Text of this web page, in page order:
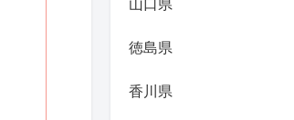
山口県
徳島県
香川県